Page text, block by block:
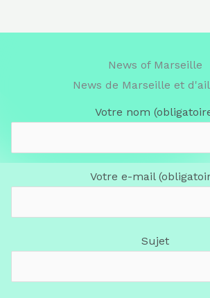
News of Marseille
News de Marseille et
Votre nom
Votre e-mail
Sujet